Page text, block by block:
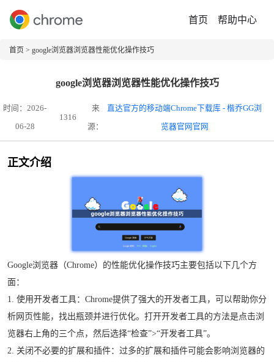
首页 帮助中心
首页 > google浏览器浏览器性能优化操作技巧
google浏览器浏览器性能优化操作技巧
时间：2026-
06-28
1316
来
源：
直达官方的移动端Chrome下载库 - 楷乔GG浏
览器官网官网
正文介绍
Google浏览器（Chrome）的性能优化操作技巧主要包括以下几个方
面：
1. 使用开发者工具：Chrome提供了强大的开发者工具，可以帮助你分
析网页性能，找出瓶颈并进行优化。打开开发者工具的方法是点击浏
览器右上角的三个点，然后选择“检查”>“开发者工具”。
2. 关闭不必要的扩展和插件：过多的扩展和插件可能会影响浏览器的